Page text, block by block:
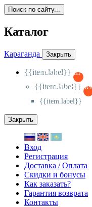
Поиск по сайту...
Каталог
Караганда Закрыть
{{item.label}}
{{item.label}}
{{item.label}}
Закрыть
Вход
Регистрация
Доставка / Оплата
Скидки и бонусы
Как заказать?
Гарантия возврата
Контакты